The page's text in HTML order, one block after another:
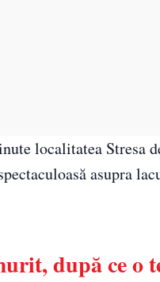
localitatea Stresa
asupra
după ce o